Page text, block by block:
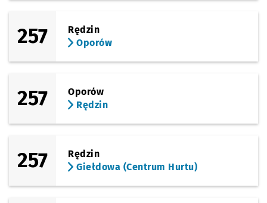
257
Rędzin
Oporów
257
Oporów
Rędzin
257
Rędzin
Giełdowa (Centrum Hurtu)